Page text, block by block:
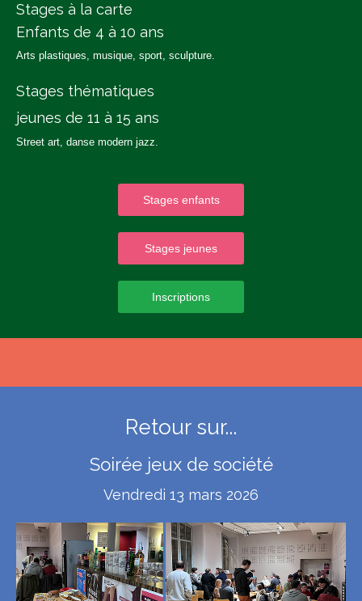
Stages à la carte
Enfants de 4 à 10 ans
Arts plastiques, musique, sport, sculpture.
Stages thématiques
jeunes de 11 à 15 ans
Street art, danse modern jazz.
Stages enfants
Stages jeunes
Inscriptions
Retour sur...
Soirée jeux de société
Vendredi 13 mars 2026